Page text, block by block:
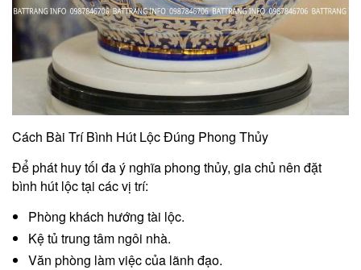
Cách Bài Trí Bình Hút Lộc Đúng Phong Thủy
Để phát huy tối đa ý nghĩa phong thủy, gia chủ nên đặt
bình hút lộc tại các vị trí:
Phòng khách hướng tài lộc.
Kệ tủ trung tâm ngôi nhà.
Văn phòng làm việc của lãnh đạo.